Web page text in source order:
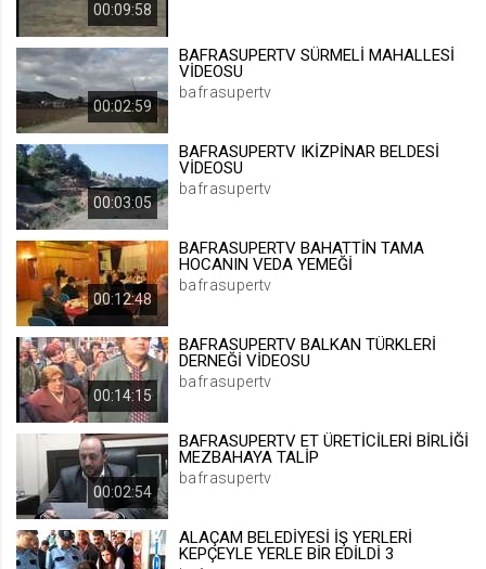
.web.tv
İsimsiz ziyaretçi için site içeriği
İsimsiz ziyaretçi için site içeriği
00:09:58
00:02:59
BAFRASUPERTV SÜRMELİ MAHALLESİ
VİDEOSU
bafrasupertv
00:03:05
BAFRASUPERTV IKİZPİNAR BELDESİ
VİDEOSU
bafrasupertv
00:12:48
BAFRASUPERTV BAHATTİN TAMA
HOCANIN VEDA YEMEĞİ
bafrasupertv
00:14:15
BAFRASUPERTV BALKAN TÜRKLERİ
DERNEĞİ VİDEOSU
bafrasupertv
00:02:54
BAFRASUPERTV ET ÜRETİCİLERİ BİRLİĞİ
MEZBAHAYA TALİP
bafrasupertv
ALAÇAM BELEDİYESİ İŞ YERLERİ
KEPÇEYLE YERLE BİR EDİLDİ 3